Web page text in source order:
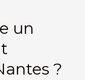
un
?